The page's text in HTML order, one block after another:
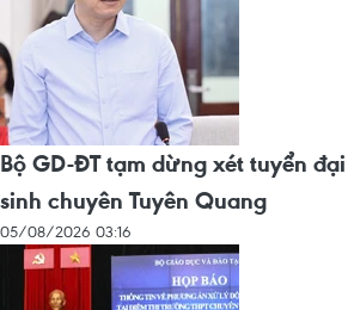
Bộ GD-ĐT tạm dừng xét tuyển
sinh chuyên Tuyên Quang
05/08/2026 03:16